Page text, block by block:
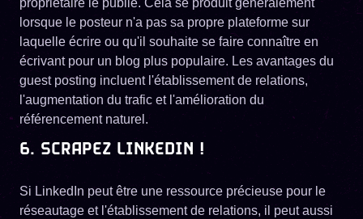
propriétaire le publie. Cela se produit généralement
lorsque le posteur n'a pas sa propre plateforme sur
laquelle écrire ou qu'il souhaite se faire connaître en
écrivant pour un blog plus populaire. Les avantages du
guest posting incluent l'établissement de relations,
l'augmentation du trafic et l'amélioration du
référencement naturel.
6. SCRAPEZ LINKEDIN !
Si LinkedIn peut être une ressource précieuse pour le
réseautage et l'établissement de relations, il peut aussi